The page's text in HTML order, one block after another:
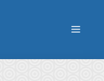
Menu